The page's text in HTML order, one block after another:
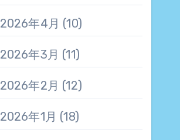
2026年4月 (10)
2026年3月 (11)
2026年2月 (12)
2026年1月 (18)